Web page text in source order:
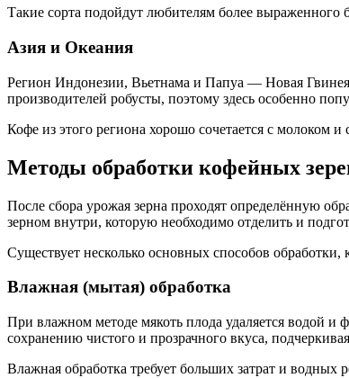
Такие сорта подойдут любителям более выраженного
Азия и Океания
Регион Индонезии, Вьетнама и Папуа — Новая
производителей робусты, поэтому здесь особенно
Кофе из этого региона хорошо сочетается с молоком
Методы обработки кофейных
После сбора урожая зерна проходят определённую
зерном внутри, которую необходимо отделить и
Существует несколько основных способов
Влажная (мытая) обработка
При влажном методе мякоть плода удаляется водой и
сохранению чистого и прозрачного вкуса,
Влажная обработка требует больших затрат и водных